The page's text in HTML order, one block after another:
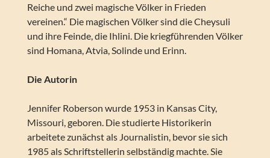
Reiche und zwei magische Völker in Frieden
vereinen.“ Die magischen Völker sind die Cheysuli
und ihre Feinde, die Ihlini. Die kriegführenden Völker
sind Homana, Atvia, Solinde und Erinn.
Die Autorin
Jennifer Roberson wurde 1953 in Kansas City,
Missouri, geboren. Die studierte Historikerin
arbeitete zunächst als Journalistin, bevor sie sich
1985 als Schriftstellerin selbständig machte. Sie